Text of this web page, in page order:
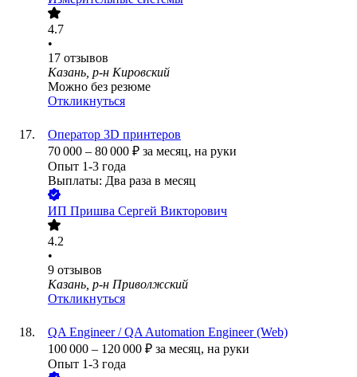
4.7
•
17 отзывов
Казань, р-н Кировский
Можно без резюме
Откликнуться
Оператор 3D принтеров
70 000 – 80 000 ₽ за месяц, на руки
Опыт 1-3 года
Выплаты: Два раза в месяц
ИП Пришва Сергей Викторович
4.2
•
9 отзывов
Казань, р-н Приволжский
Откликнуться
QA Engineer / QA Automation Engineer (Web)
100 000 – 120 000 ₽ за месяц, на руки
Опыт 1-3 года